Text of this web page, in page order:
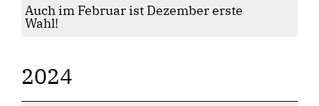
Auch im Februar ist Dezember erste
Wahl!
2024